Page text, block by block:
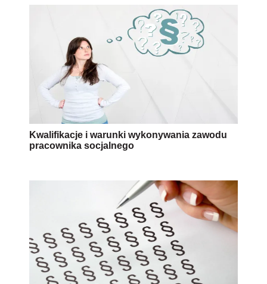
Kwalifikacje i warunki wykonywania zawodu
pracownika socjalnego